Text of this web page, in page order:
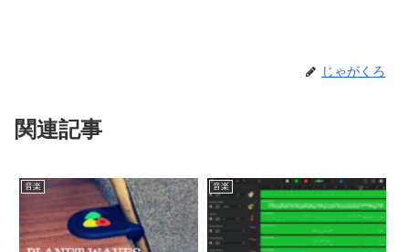
じゃがくろ
関連記事
音楽 音楽